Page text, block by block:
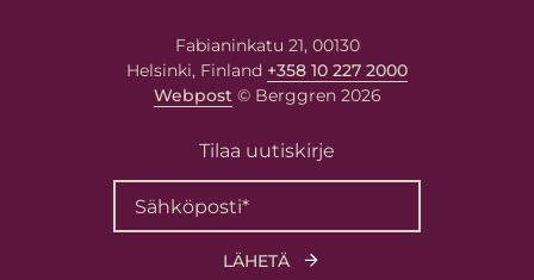
Fabianinkatu 21, 00130
Helsinki, Finland +358 10 227 2000
Webpost© Berggren 2026
Tilaa uutiskirje